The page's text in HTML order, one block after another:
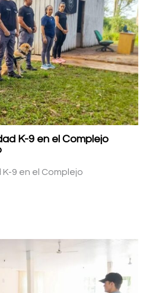
K-9 en el Complejo
9 en el Complejo